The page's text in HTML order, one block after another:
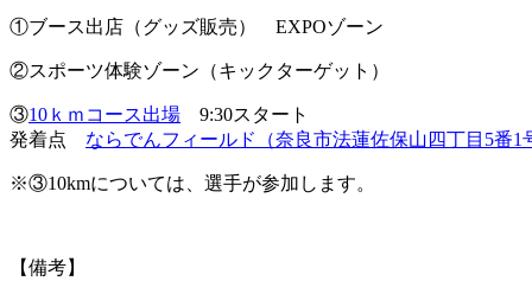
①ブース出店（グッズ販売） EXPOゾーン
②スポーツ体験ゾーン（キックターゲット）
③10ｋｍコース出場 9:30スタート
発着点 ならでんフィールド（奈良市法蓮佐保山四丁目5番1
※③10kmについては、選手が参加します。
【備考】